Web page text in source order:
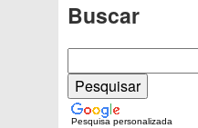
Buscar
Pesquisa personalizada